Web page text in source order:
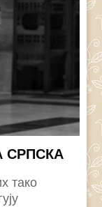
СРПСКА
тако